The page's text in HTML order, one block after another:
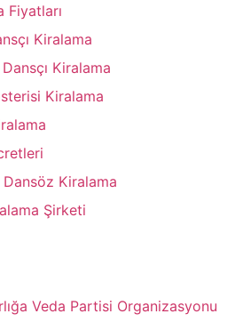
Fiyatları
Kiralama
Kiralama
Kiralama
Dansöz Kiralama
Şirketi
Veda Partisi Organizasyonu